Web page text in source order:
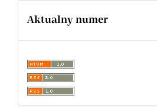
Aktualny numer